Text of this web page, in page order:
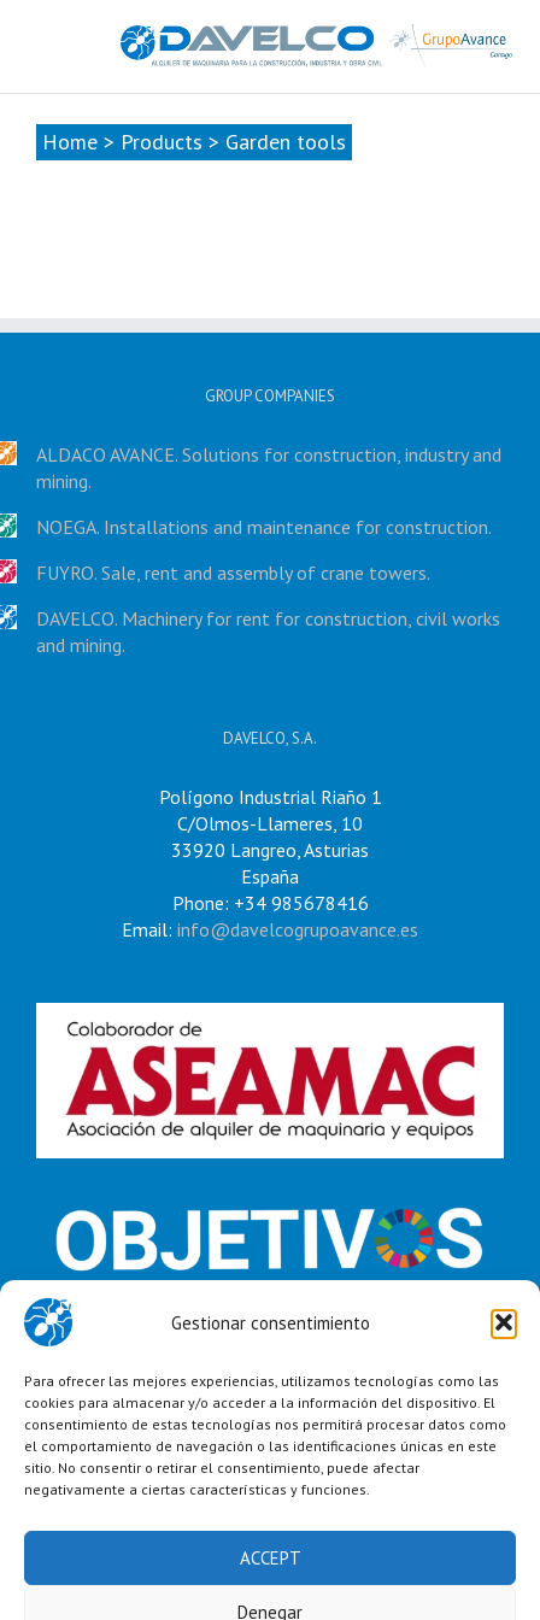
Gestionar consentimiento
Para ofrecer las mejores experiencias, utilizamos tecnologías como las
cookies para almacenar y/o acceder a la información del dispositivo. El
consentimiento de estas tecnologías nos permitirá procesar datos como
el comportamiento de navegación o las identificaciones únicas en este
sitio. No consentir o retirar el consentimiento, puede afectar
negativamente a ciertas características y funciones.
ACCEPT
Denegar
Home > Products > Garden tools
GROUP COMPANIES
ALDACO AVANCE. Solutions for construction, industry and
mining.
NOEGA. Installations and maintenance for construction.
FUYRO. Sale, rent and assembly of crane towers.
DAVELCO. Machinery for rent for construction, civil works
and mining.
DAVELCO, S.A.
Polígono Industrial Riaño 1
C/Olmos-Llameres, 10
33920 Langreo, Asturias
España
Phone: +34 985678416
Email: info@davelcogrupoavance.es